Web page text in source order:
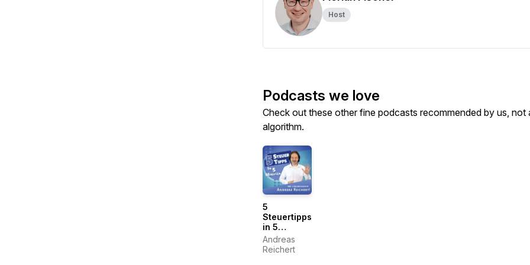
Host
Podcasts we love
Check out these other fine podcasts recommended by us, not
algorithm.
5
Steuertipps
in 5
Minuten
Andreas
Reichert